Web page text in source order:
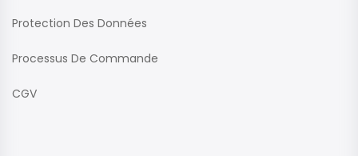
Protection Des Données
Processus De Commande
CGV